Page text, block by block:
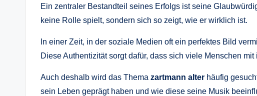
Ein zentraler Bestandteil seines Erfolgs ist seine
keine Rolle spielt, sondern sich so zeigt, wie er wirklich ist.
In einer Zeit, in der soziale Medien oft ein perfektes Bild
Diese Authentizität sorgt dafür, dass sich viele Menschen
Auch deshalb wird das Thema zartmann alter häufig
sein Leben geprägt haben und wie diese seine Musik